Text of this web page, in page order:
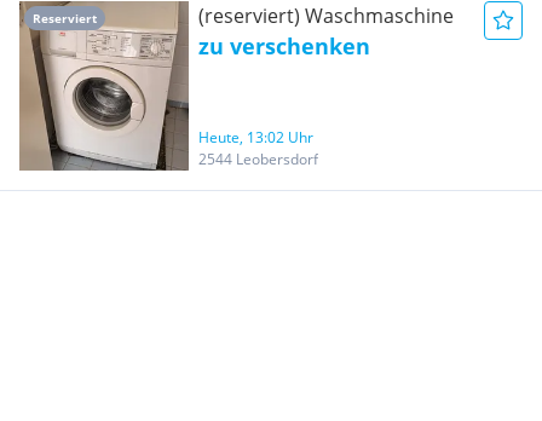
Reserviert (reserviert) Waschmaschine
zu verschenken
Heute, 13:02 Uhr
2544 Leobersdorf